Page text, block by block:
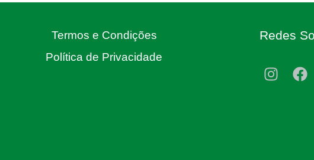
Termos e Condições
Política de Privacidade
Redes